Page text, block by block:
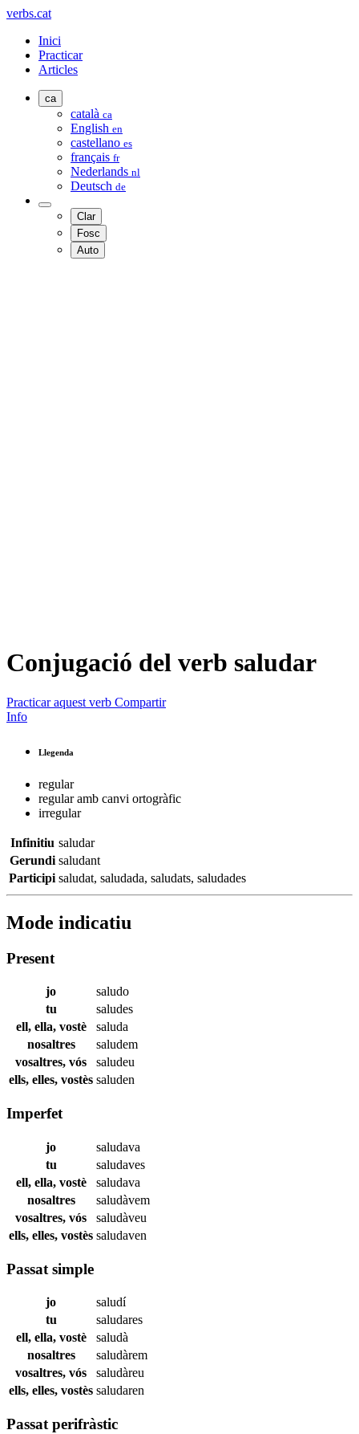
verbs.cat
Inici
Practicar
Articles
ca
català ca
English en
castellano es
français fr
Nederlands nl
Deutsch de
Clar
Fosc
Auto
Conjugació del verb saludar
Practicar aquest verb Compartir
Info
Llegenda
regular
regular amb canvi ortogràfic
irregular
Infinitiu saludar
Gerundi saludant
Participi saludat, saludada, saludats, saludades
Mode indicatiu
Present
jo
saludo
tu
saludes
ell, ella, vostè
saluda
nosaltres
saludem
vosaltres, vós
saludeu
ells, elles, vostès saluden
Imperfet
jo
saludava
tu
saludaves
ell, ella, vostè
saludava
nosaltres
saludàvem
vosaltres, vós
saludàveu
ells, elles, vostès saludaven
Passat simple
jo
saludí
tu
saludares
ell, ella, vostè
saludà
nosaltres
saludàrem
vosaltres, vós
saludàreu
ells, elles, vostès saludaren
Passat perifràstic